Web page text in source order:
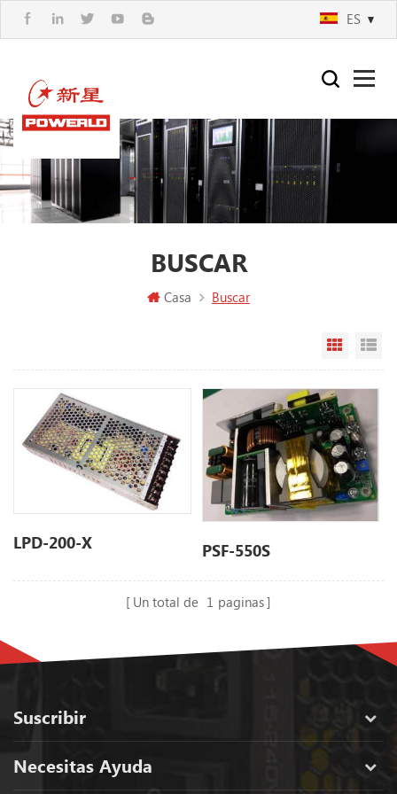
ES
BUSCAR
Casa Buscar
Vista
LPD-200-X PSF-550S
Un total de 1 paginas
Suscribir
Necesitas Ayuda